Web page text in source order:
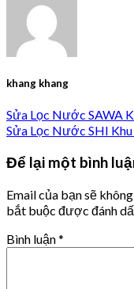
khang khang
Sửa Lọc Nước SAWA
Sửa Lọc Nước SHI
Để lại một bình
Email của bạn sẽ
bắt buộc được đánh
Bình luận*